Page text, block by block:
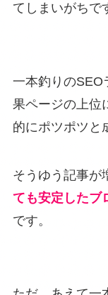
てしまいがちで
一本釣りのSEO
果ページの上位
的にポツポツと
そうゆう記事が
ても安定したブ
です。